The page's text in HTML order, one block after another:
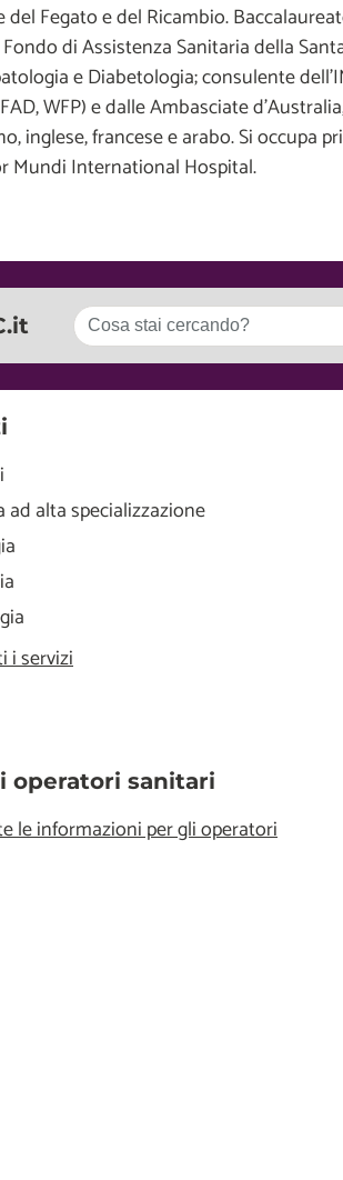
Fegato e del Ricambio.
di Assistenza Sanitaria della
e Diabetologia; consulente
WFP) e dalle Ambasciate
inglese, francese e arabo. Si occupa
Mundi International Hospital.
ad alta specializzazione
i servizi
operatori sanitari
le informazioni per gli operatori